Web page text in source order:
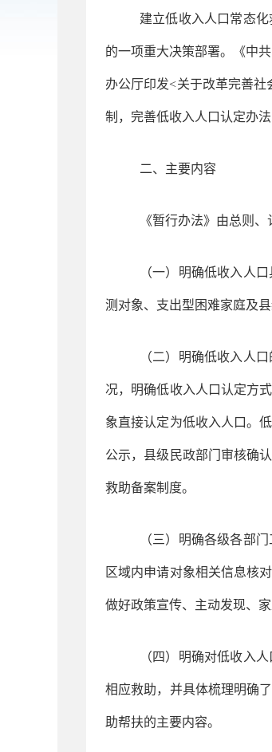
建立低收入人口常态
的一项重大决策部署。《中
办公厅印发<关于改革完善
制，完善低收入人口认定办
二、主要内容
《暂行办法》由总则
（一）明确低收入人
测对象、支出型困难家庭及
（二）明确低收入人
况，明确低收入人口认定方
象直接认定为低收入人口。
公示，县级民政部门审核确
救助备案制度。
（三）明确各级各部
区域内申请对象相关信息核
做好政策宣传、主动发现、
（四）明确对低收入
相应救助，并具体梳理明确
助帮扶的主要内容。